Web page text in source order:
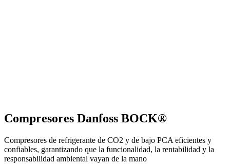
Compresores Danfoss BOCK®
Compresores de refrigerante de CO2 y de bajo PCA eficientes y
confiables, garantizando que la funcionalidad, la rentabilidad y la
responsabilidad ambiental vayan de la mano